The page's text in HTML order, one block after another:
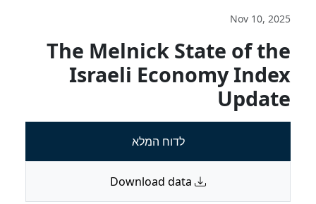
Nov 10, 2025
The Melnick State of the
Israeli Economy Index
Update
לדוח המלא